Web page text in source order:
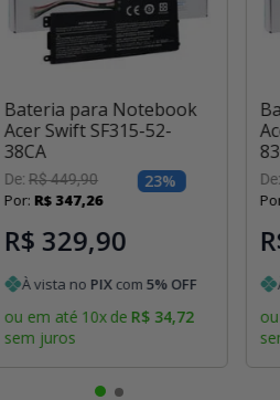
Bateria para Notebook
Acer Swift SF315-52-
38CA
De:R$449,90 23%
Por: R$ 347,26
R$ 329,90
À vista no PIXcom5% OFF
ou em até 10xde R$ 34,72
sem juros
De: